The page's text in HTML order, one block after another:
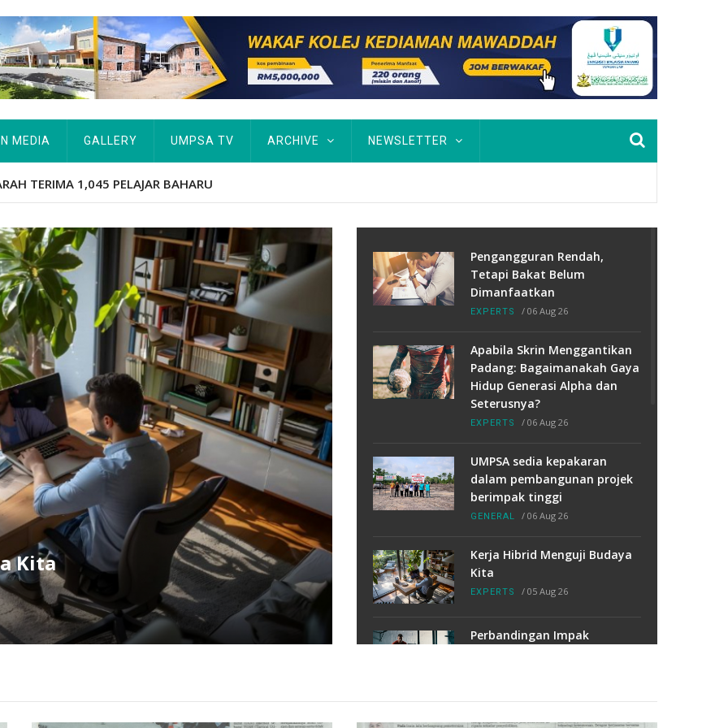
IN MEDIA GALLERY UMPSA TV ARCHIVE NEWSLETTER
TERIMA 1,045 PELAJAR BAHARU
Kita
Pengangguran Rendah,
Tetapi Bakat Belum
Dimanfaatkan
EXPERTS / 06 Aug 26
Apabila Skrin Menggantikan
Padang: Bagaimanakah Gaya
Hidup Generasi Alpha dan
Seterusnya?
EXPERTS / 06 Aug 26
UMPSA sedia kepakaran
dalam pembangunan projek
berimpak tinggi
GENERAL / 06 Aug 26
Kerja Hibrid Menguji Budaya
Kita
EXPERTS / 05 Aug 26
Perbandingan Impak
Penggunaan Tenaga dan
Kekuatan Otot